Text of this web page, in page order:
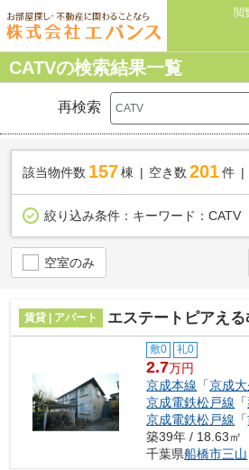
閲
CATVの検索結果一覧
再検索
該当物件数 157棟 空き数 201 件
絞り込み条件： キーワード：CATV
空室のみ
賃貸 | アパート エステートピアえる
敷0 礼0
2.7万円
京成本線 「京成
京成電鉄松戸線 「
京成電鉄松戸線 「
築39年 / 18.63㎡
千葉県船橋市三山